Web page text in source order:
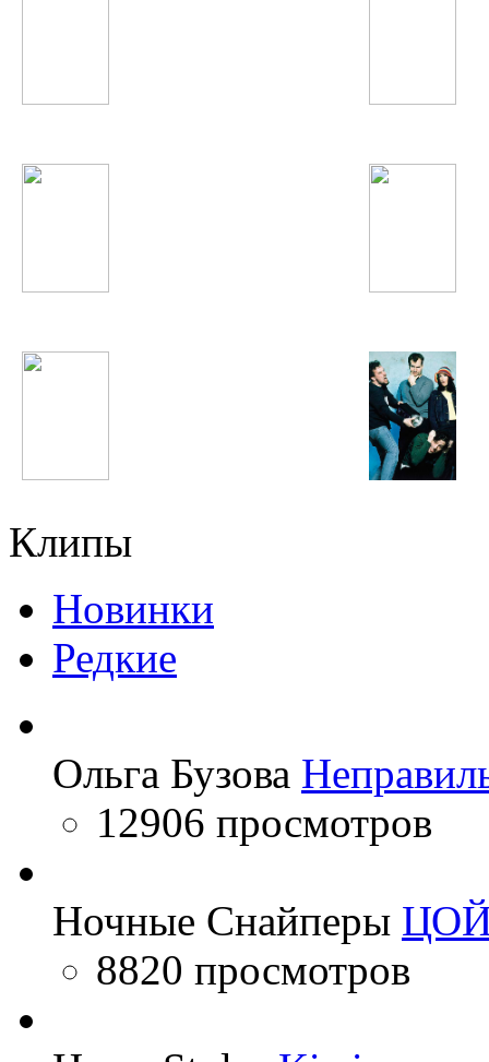
Клипы
Новинки
Редкие
Ольга Бузова
12906 просмотров
Ночные Снайперы
8820 просмотров